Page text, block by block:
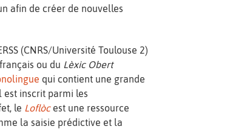
afin de créer de nouvelles
(CNRS/Université Toulouse 2)
ou du Lèxic Obert
qui contient une grande
est inscrit parmi les
le Loflòcest une ressource
la saisie prédictive et la